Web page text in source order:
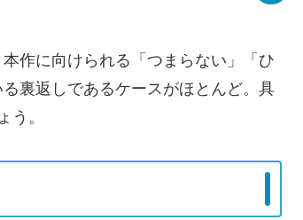
作に向けられる「つまらない」「ひ
裏返しであるケースがほとんど。具
う。